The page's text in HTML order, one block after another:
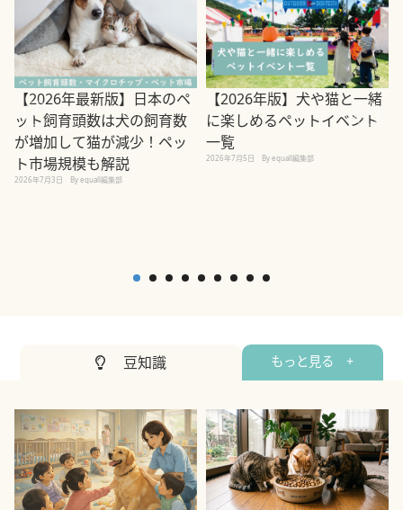
【2026年最新版】日本のペ
ット飼育頭数は犬の飼育数
が増加して猫が減少！ペッ
ト市場規模も解説
2026年7月3日 By equall編集部
【2026年版】犬や猫と一緒
に楽しめるペットイベント
一覧
2026年7月5日 By equall編集部
豆知識 もっと見る +